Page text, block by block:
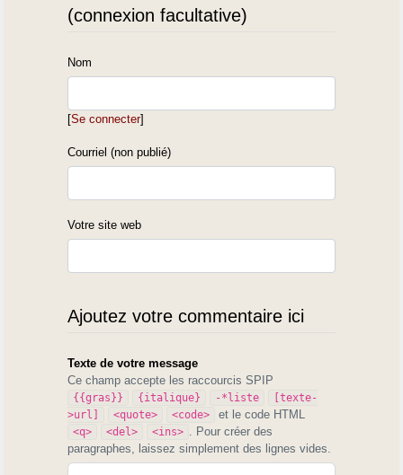
(connexion facultative)
Nom
[Se connecter]
Courriel (non publié)
Votre site web
Ajoutez votre commentaire ici
Texte de votre message
Ce champ accepte les raccourcis SPIP
{{gras}} {italique} -*liste
[texte-
>url]
<quote> <code> et le code HTML
<q> <del> <ins>
. Pour créer des
paragraphes, laissez simplement des lignes vides.